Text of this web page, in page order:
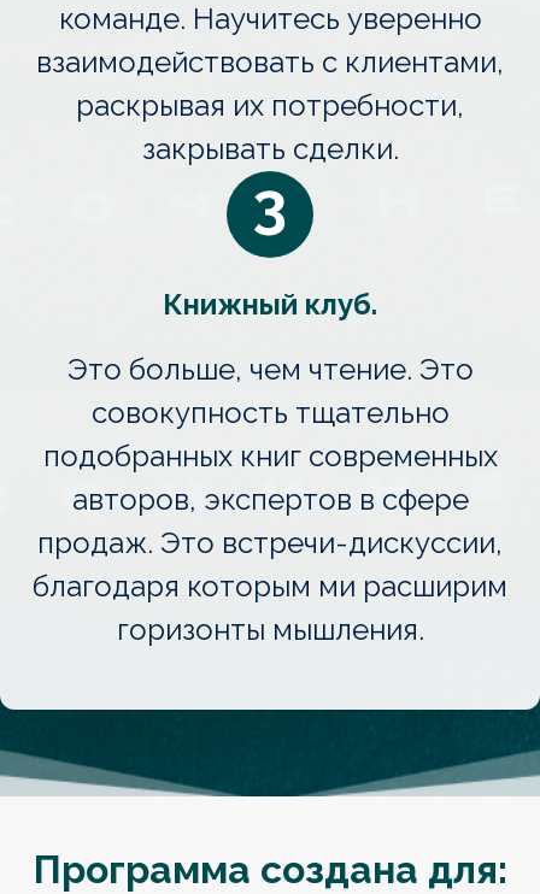
команде. Научитесь уверенно
взаимодействовать с клиентами,
раскрывая их потребности,
закрывать сделки.
Книжный клуб.
Это больше, чем чтение. Это
совокупность тщательно
подобранных книг современных
авторов, экспертов в сфере
продаж. Это встречи-дискуссии,
благодаря которым ми расширим
горизонты мышления.
Программа создана для: